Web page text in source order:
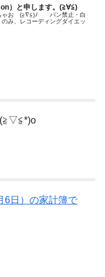
）と申します。(≧∀≦)ゞ
ちゃお (≧∇≦)ﾉ パン禁止・白
み、レコーディングダイエッ
(≧▽≦*)o
6日）の家計簿で